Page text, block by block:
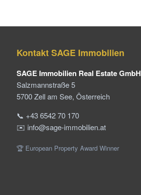
Kontakt SAGE Immobilien
SAGE Immobilien Real Estate GmbH
Salzmannstraße 5
5700 Zell am See, Österreich
📞 +43 6542 70 170
✉️ info@sage-immobilien.at
🏆 European Property Award Winner